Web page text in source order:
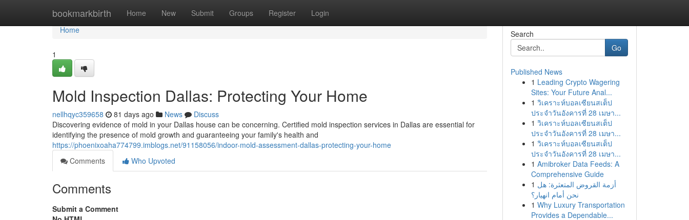
bookmarkbirth Home New Submit Groups Register Login
Home
Home
1
Mold Inspection Dallas: Protecting Your Home
nellhqyc359658 81 days ago News
Discuss
Discovering evidence of mold in your Dallas house can be concerning. Certified mold inspection services in Dallas are essential for
identifying the presence of mold growth and guaranteeing your family's health and
https://phoenixoaha774799.imblogs.net/91158056/indoor-mold-assessment-dallas-protecting-your-home
Comments
Who Upvoted
Comments
Submit a Comment
Search
Go
Published News
1 Leading Crypto Wagering
Sites: Your Future Anal...
1 วิเคราะห์บอลเซียนสเต็ป
ประจำวันอังคารที่ 28 เมษา...
1 วิเคราะห์บอลเซียนสเต็ป
ประจำวันอังคารที่ 28 เมษา...
1 วิเคราะห์บอลเซียนสเต็ป
ประจำวันอังคารที่ 28 เมษา...
1 Amibroker Data Feeds: A
Comprehensive Guide
1 أزمة القروض المتعثرة: هل
نحن أمام انهيار؟
1 Why Luxury Transportation
Provides a Dependable...